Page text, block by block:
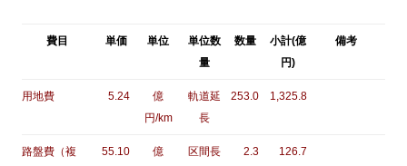
費目 単価 単位
単位数
量
数量
小計(億
円)
備考
用地費 5.24
億
円/km
軌道延
長
253.0 1,325.8
路盤費（複
55.10
億
区間長 2.3 126.7